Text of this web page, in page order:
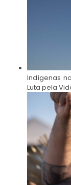
Indígenas
Luta pela